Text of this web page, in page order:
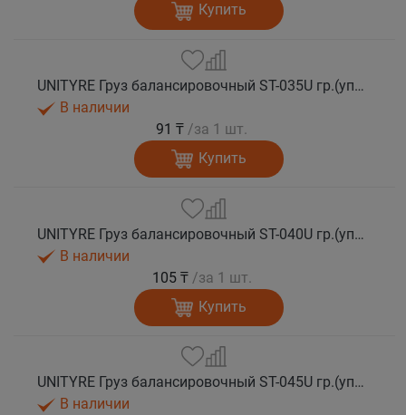
Купить
UNITYRE Груз балансировочный ST-035U гр.(упаковка 100 шт)
В наличии
91 ₸ /за 1 шт.
Купить
UNITYRE Груз балансировочный ST-040U гр.(упаковка 50 шт)
В наличии
105 ₸ /за 1 шт.
Купить
UNITYRE Груз балансировочный ST-045U гр.(упаковка 50 шт)
В наличии